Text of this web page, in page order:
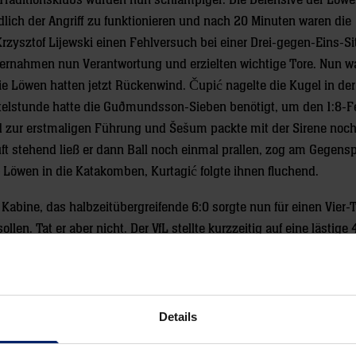
Details
der Angriff zu funktionieren und nach 20 Minuten waren die
Lijewski einen Fehlversuch bei einer Drei-gegen-Eins-
nun Verantwortung und erzielten wichtige Tore. Nun
Löwen hatten jetzt Rückenwind. Čupić nagelte die Kugel in
hatte die Guðmundsson-Sieben benötigt, um den 1:8-
erstmaligen Führung und Šešum packte mit der Sirene
stehend ließ er dann Ball noch einmal prallen, zog am
in die Katakomben, Kurtagić folgte ihnen fluchend.
das halbzeitübergreifende 6:0 sorgte nun für einen Vier-
Tat er aber nicht. Der VfL stellte kurzzeitig auf eine lästige
21:22 – ein unglaubliches Wechselbad der Gefühle. Unfassbar,
26:24 in Führung gehen – konnten. Čupić sorgte im
dass die Partie gegen den VfL deutlich einfacher als die zwei
Zumal der VfL nun auf äußerst abgezockte Weise eine
endgültig begrub (28:31, 55.). „Wir haben keine Lösung